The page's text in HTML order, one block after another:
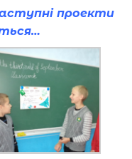
проекти